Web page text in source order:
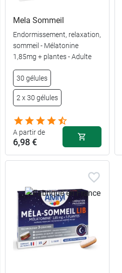
Mela Sommeil
Endormissement, relaxation,
sommeil - Mélatonine
1,85mg + plantes - Adulte
30 gélules
2 x 30 gélules
A partir de
6,98 €